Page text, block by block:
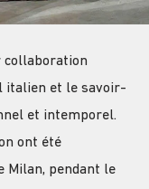
collaboration
italien et le savoir-
et intemporel.
ont été
Milan, pendant le